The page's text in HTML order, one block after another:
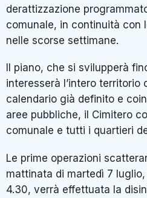
derattizzazione
comunale, in continuità con
nelle scorse settimane.
Il piano, che si svilupperà
interesserà l’intero territorio
calendario già definito e
aree pubbliche, il Cimitero
comunale e tutti i quartieri
Le prime operazioni
mattinata di martedì 7
4.30, verrà effettuata la